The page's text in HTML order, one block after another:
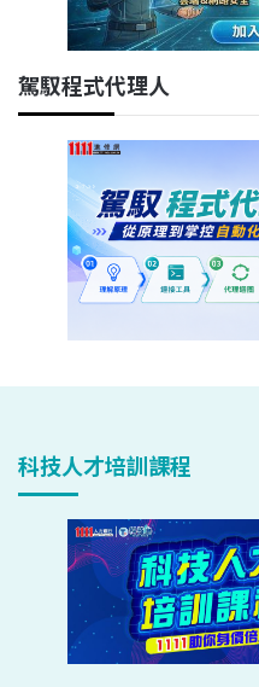
駕馭程式代理人
科技人才培訓課程